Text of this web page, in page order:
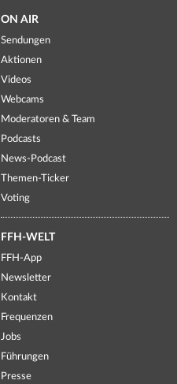
ON AIR
Sendungen
Aktionen
Videos
Webcams
Moderatoren & Team
Podcasts
News-Podcast
Themen-Ticker
Voting
FFH-WELT
FFH-App
Newsletter
Kontakt
Frequenzen
Jobs
Führungen
Presse